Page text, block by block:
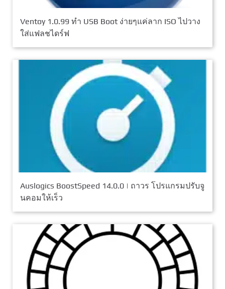
Ventoy 1.0.99 ทำ USB Boot ง่ายๆแค่ลาก ISO ไปวาง
ใส่แฟลชไดร์ฟ
Auslogics BoostSpeed 14.0.0 | ถาวร โปรแกรมปรับจู
นคอมให้เร็ว